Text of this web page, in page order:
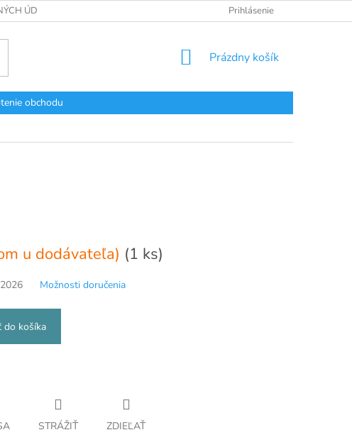
ÚDAJOV Prihlásenie
NÁKUPNÝ
Prázdny košík
obchodu
u dodávateľa) (1 ks)
Možnosti doručenia
do košíka
STRÁŽIŤ ZDIEĽAŤ